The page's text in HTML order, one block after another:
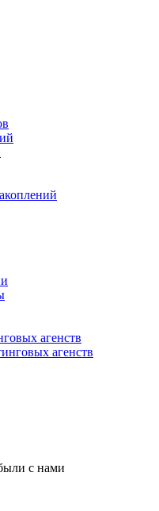
агенств
агенств
с нами